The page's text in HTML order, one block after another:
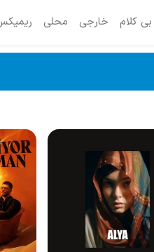
بی کلام خارجی محلی